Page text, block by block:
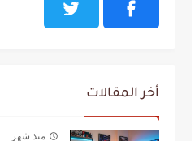
أخر المقالات
منذ شهر